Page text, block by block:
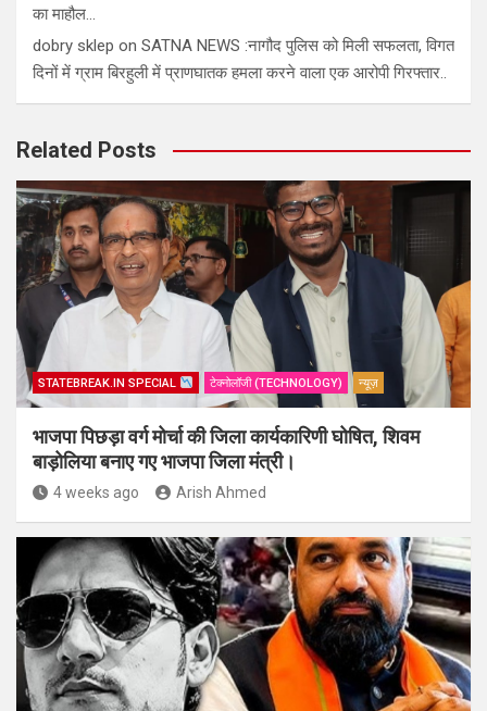
का माहौल…
dobry sklep on SATNA NEWS :नागौद पुलिस को मिली सफलता, विगत
दिनों में ग्राम बिरहुली में प्राणघातक हमला करने वाला एक आरोपी गिरफ्तार..
Related Posts
STATEBREAK.IN SPECIAL टेक्नोलॉजी (TECHNOLOGY) न्यूज़
भाजपा पिछड़ा वर्ग मोर्चा की जिला कार्यकारिणी घोषित, शिवम
बाड़ोलिया बनाए गए भाजपा जिला मंत्री।
4 weeks ago Arish Ahmed